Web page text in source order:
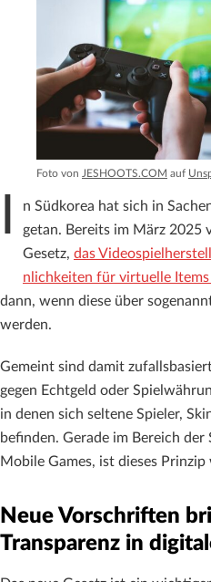
Foto von JESHOOTS.COM auf
n Südkorea hat sich in
getan. Bereits im März 2025
Gesetz, das
nlichkeiten für virtuelle Items
dann, wenn diese über
werden.
Gemeint sind damit
gegen Echtgeld oder
in denen sich seltene Spieler,
befinden. Gerade im Bereich
Mobile Games, ist dieses
Neue Vorschriften
Transparenz in